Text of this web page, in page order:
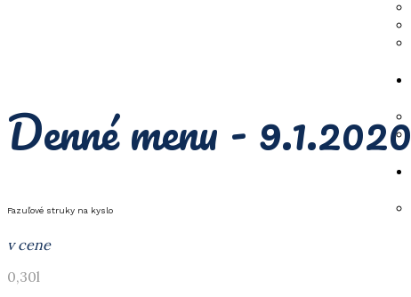
Denné menu - 9.1.2020
Fazuľové struky na kyslo
v cene
0,30l